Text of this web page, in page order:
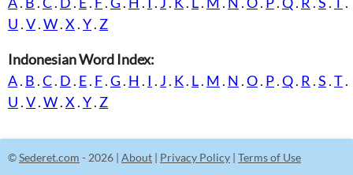
U .V.W.X .Y. Z
Indonesian Word Index:
A. B .C. D . E. F.G. H . I . J . K. L. M . N .O. P.Q. R .S .T.
U .V.W.X .Y. Z
©Sederet.com - 2026 | About | Privacy Policy | Terms of Use